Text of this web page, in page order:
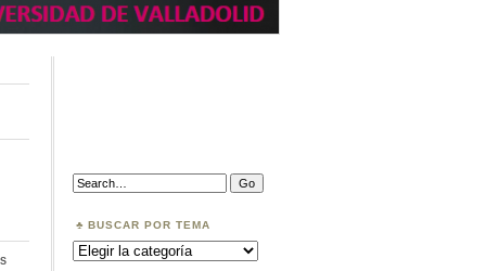
Search:
BUSCAR POR TEMA
Buscar
por